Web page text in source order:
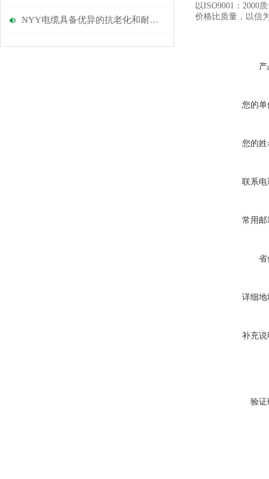
NYY电缆具备优异的抗老化和耐磨损性能
以ISO9001：2000
价格比质量，以信
您的单
您的姓
联系电
常用邮
省
详细地
补充说
验证